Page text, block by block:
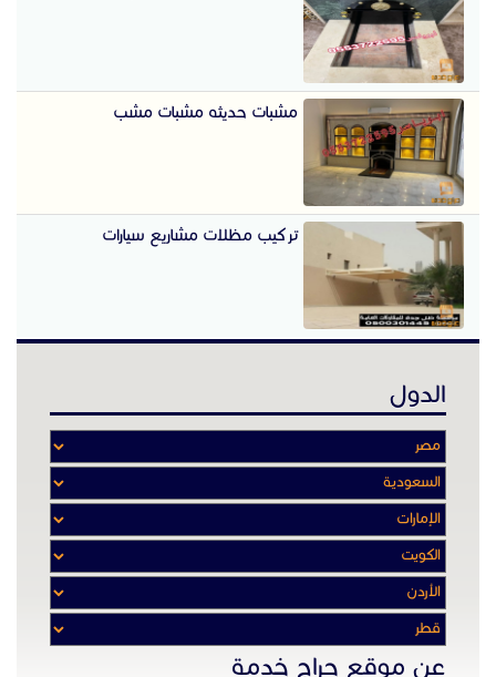
مشبات حديثه مشبات مشب
تركيب مظلات مشاريع سيارات
الدول
عن موقع حراج خدمة